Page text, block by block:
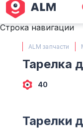
М.
10-00
(063)
(044)
Строка навигации
ALM запчасти
Тарелка
40
Тарелки